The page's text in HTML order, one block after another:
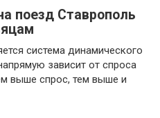
поезд Ставрополь
система динамического
зависит от спроса
выше спрос, тем выше и